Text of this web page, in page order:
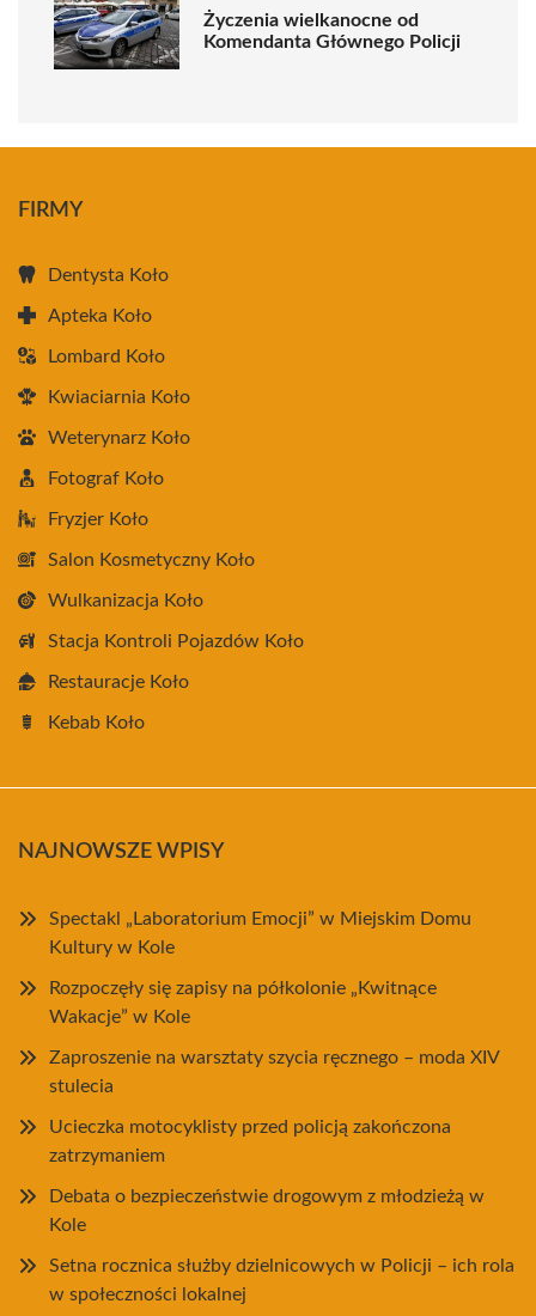
Życzenia wielkanocne od
Komendanta Głównego Policji
FIRMY
Dentysta Koło
Apteka Koło
Lombard Koło
Kwiaciarnia Koło
Weterynarz Koło
Fotograf Koło
Fryzjer Koło
Salon Kosmetyczny Koło
Wulkanizacja Koło
Stacja Kontroli Pojazdów Koło
Restauracje Koło
Kebab Koło
NAJNOWSZE WPISY
Spectakl „Laboratorium Emocji” w Miejskim Domu
Kultury w Kole
Rozpoczęły się zapisy na półkolonie „Kwitnące
Wakacje” w Kole
Zaproszenie na warsztaty szycia ręcznego – moda XIV
stulecia
Ucieczka motocyklisty przed policją zakończona
zatrzymaniem
Debata o bezpieczeństwie drogowym z młodzieżą w
Kole
Setna rocznica służby dzielnicowych w Policji – ich rola
w społeczności lokalnej